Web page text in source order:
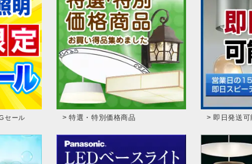
セール > 特選・特別価格商品 > 即日発送可